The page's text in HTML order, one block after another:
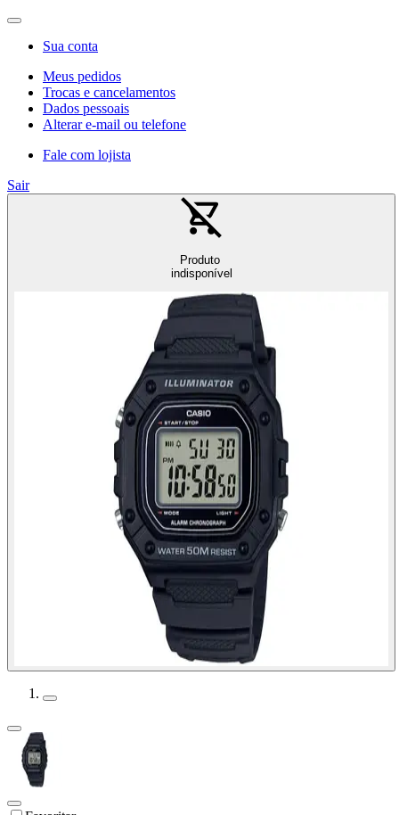
Sua conta
Meus pedidos
Trocas e cancelamentos
Dados pessoais
Alterar e-mail ou telefone
Fale com lojista
Sair
Produto
indisponível